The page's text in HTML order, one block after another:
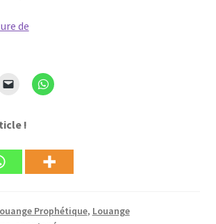
deLa
–
Enracinée,
Inspirée.
!
Prophétique, Louange